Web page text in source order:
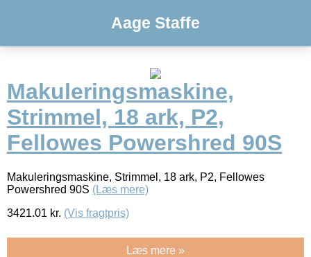
Aage Staffe
Makuleringsmaskine,
Strimmel, 18 ark, P2,
Fellowes Powershred 90S
Makuleringsmaskine, Strimmel, 18 ark, P2, Fellowes
Powershred 90S (Læs mere)
3421.01 kr. (Vis fragtpris)
Læs mere »